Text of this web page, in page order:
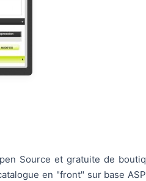
Source et gratuite de
en "front" sur base